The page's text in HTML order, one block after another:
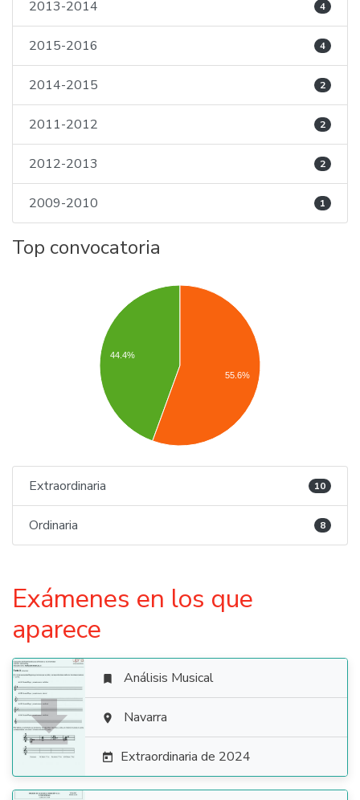
2013-2014 4
2015-2016 4
2014-2015 2
2011-2012 2
2012-2013 2
2009-2010 1
Top convocatoria
44.4%
55.6%
Extraordinaria 10
Ordinaria 8
Exámenes en los que
aparece

 Análisis Musical
 Navarra
 Extraordinaria de 2024